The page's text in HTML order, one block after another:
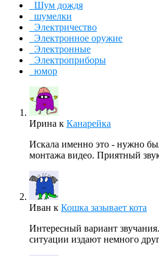
Шум дождя
шумелки
Электричество
Электронное оружие
Электронные
Электроприборы
юмор
Ирина к Канарейка
Искала именно это - нужно
монтажа видео. Приятный
Иван к Кошка зазывает кота
Интересный вариант
ситуации издают немного